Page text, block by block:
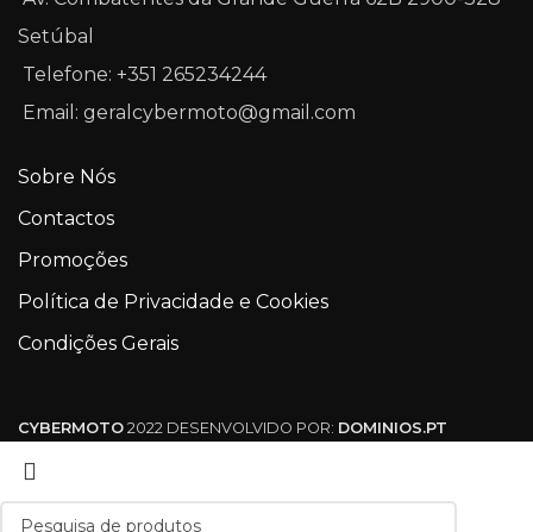
Setúbal
Telefone: +351 265234244
Email: geralcybermoto@gmail.com
Sobre Nós
Contactos
Promoções
Política de Privacidade e Cookies
Condições Gerais
CYBERMOTO 2022 DESENVOLVIDO POR: DOMINIOS.PT